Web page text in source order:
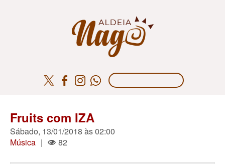
Fruits com IZA
Sábado, 13/01/2018 às 02:00
Música | 82